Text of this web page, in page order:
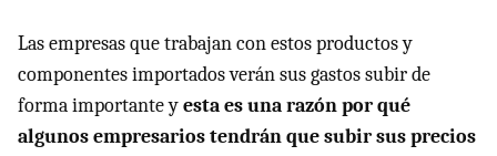
Las empresas que trabajan con estos productos y
componentes importados verán sus gastos subir de
forma importante yesta es una razón por qué
algunos empresarios tendrán que subir sus precios